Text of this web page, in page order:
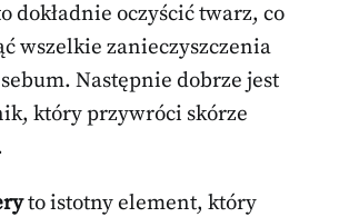
dokładnie oczyścić twarz, co
wszelkie zanieczyszczenia
Następnie dobrze jest
który przywróci skórze
to istotny element, który